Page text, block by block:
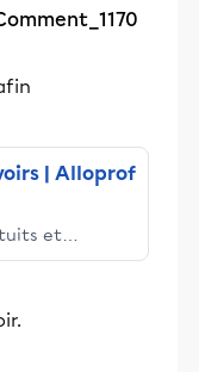
| Alloprof
et
les élèves